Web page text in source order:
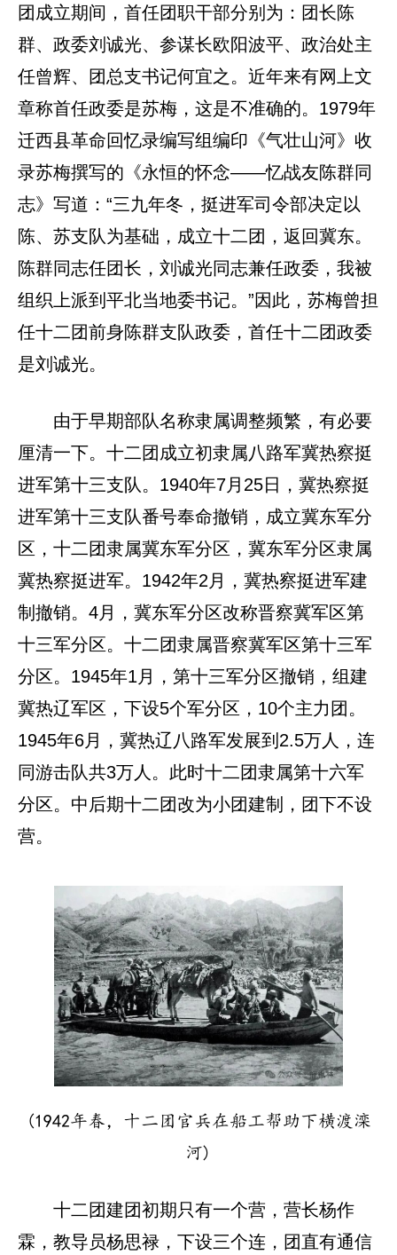
团成立期间，首任团职干部分别为：团长陈
群、政委刘诚光、参谋长欧阳波平、政治处主
任曾辉、团总支书记何宜之。近年来有网上文
章称首任政委是苏梅，这是不准确的。1979年
迁西县革命回忆录编写组编印《气壮山河》收
录苏梅撰写的《永恒的怀念——忆战友陈群同
志》写道：“三九年冬，挺进军司令部决定以
陈、苏支队为基础，成立十二团，返回冀东。
陈群同志任团长，刘诚光同志兼任政委，我被
组织上派到平北当地委书记。”因此，苏梅曾担
任十二团前身陈群支队政委，首任十二团政委
是刘诚光。
由于早期部队名称隶属调整频繁，有必要
厘清一下。十二团成立初隶属八路军冀热察挺
进军第十三支队。1940年7月25日，冀热察挺
进军第十三支队番号奉命撤销，成立冀东军分
区，十二团隶属冀东军分区，冀东军分区隶属
冀热察挺进军。1942年2月，冀热察挺进军建
制撤销。4月，冀东军分区改称晋察冀军区第
十三军分区。十二团隶属晋察冀军区第十三军
分区。1945年1月，第十三军分区撤销，组建
冀热辽军区，下设5个军分区，10个主力团。
1945年6月，冀热辽八路军发展到2.5万人，连
同游击队共3万人。此时十二团隶属第十六军
分区。中后期十二团改为小团建制，团下不设
营。
(1942年春，十二团官兵在船工帮助下横渡滦
河)
十二团建团初期只有一个营，营长杨作
霖，教导员杨思禄，下设三个连，团直有通信